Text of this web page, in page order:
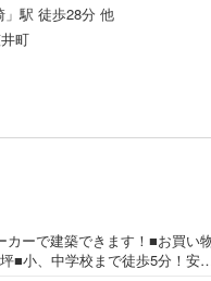
駅 徒歩28分 他
町
ーで建築できます！■お買い
■小、中学校まで徒歩5分！安
高知
の国市(13 )
郡長泉町(9)
北(2)
町 (1)
町 ( )
件を見る